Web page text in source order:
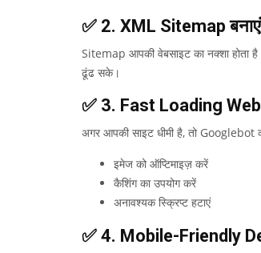
✅ 2. XML Sitemap बनाएं
Sitemap आपकी वेबसाइट का नक्शा
ढूंढ सके।
✅ 3. Fast Loading
अगर आपकी साइट धीमी है, तो Googlebot
इमेज को ऑप्टिमाइज़ करें
कैशिंग का उपयोग करें
अनावश्यक स्क्रिप्ट हटाएं
✅ 4. Mobile-Friendly